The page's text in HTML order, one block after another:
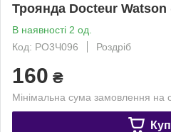
Троянда Docteur Watson
В наявності 2 од.
Код: РО3Ч096
Роздріб
160 ₴
Мінімальна сума замовлення на